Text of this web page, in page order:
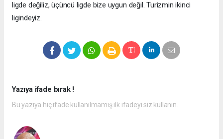
ligde değiliz, üçüncü ligde bize uygun değil. Turizmin ikinci
ligindeyiz.
Yazıya ifade bırak !
Bu yazıya hiç ifade kullanılmamış ilk ifadeyi siz kullanın.